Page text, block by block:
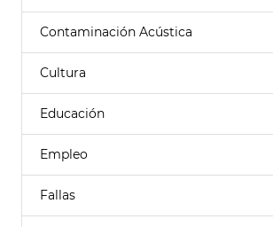
Contaminación Acústica
Cultura
Educación
Empleo
Fallas